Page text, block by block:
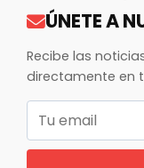
ÚNETE A
Recibe las
directamente en
Correo electrónico